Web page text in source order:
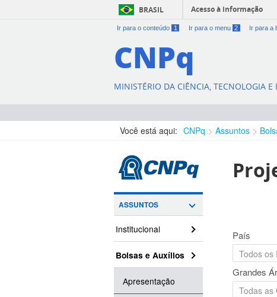
BRASIL Acesso à informação
Ir para o conteúdo 1 Ir para o menu 2 Ir para a
CNPq
MINISTÉRIO DA CIÊNCIA, TECNOLOGIA E
Você está aqui: CNPq Assuntos
ASSUNTOS
Institucional
Bolsas e Auxílios
Apresentação
País
Grandes